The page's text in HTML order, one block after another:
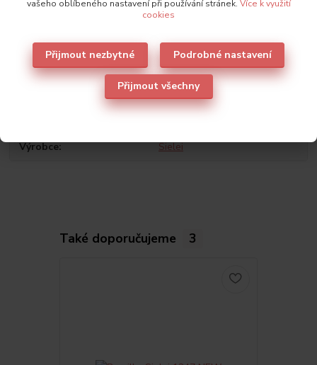
6
95 93-97 104-106 106-108 108-110
Výrobce Sielei
Také doporučujeme 3
vašeho oblíbeného nastavení při používání stránek. Více k využití
cookies
Přijmout nezbytné Podrobné nastavení
Přijmout všechny